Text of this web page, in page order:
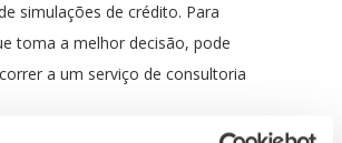
simulações de crédito. Para
toma a melhor decisão, pode
a um serviço de consultoria